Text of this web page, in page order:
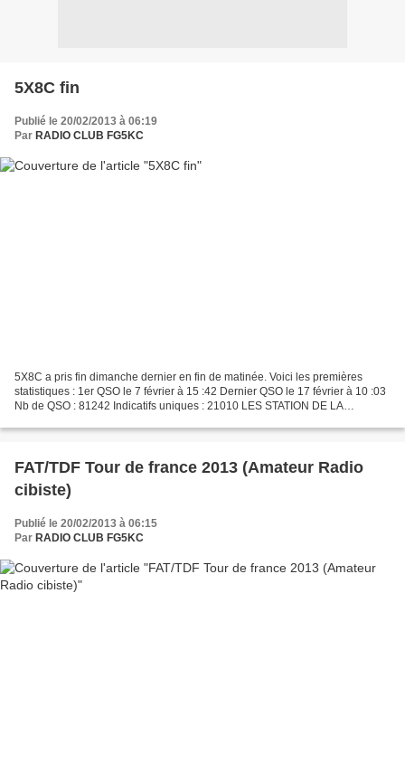
5X8C fin
Publié le 20/02/2013 à 06:19
Par RADIO CLUB FG5KC
5X8C a pris fin dimanche dernier en fin de matinée. Voici les premières
statistiques : 1er QSO le 7 février à 15 :42 Dernier QSO le 17 février à 10 :03
Nb de QSO : 81242 Indicatifs uniques : 21010 LES STATION DE LA
FAT/TDF Tour de france 2013 (Amateur Radio
cibiste)
Publié le 20/02/2013 à 06:15
Par RADIO CLUB FG5KC